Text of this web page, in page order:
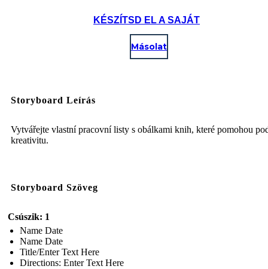
KÉSZÍTSD EL A SAJÁT
Másolat
Storyboard Leírás
Vytvářejte vlastní pracovní listy s obálkami knih, které pomohou
kreativitu.
Storyboard Szöveg
Csúszik: 1
Name Date
Name Date
Title/Enter Text Here
Directions: Enter Text Here